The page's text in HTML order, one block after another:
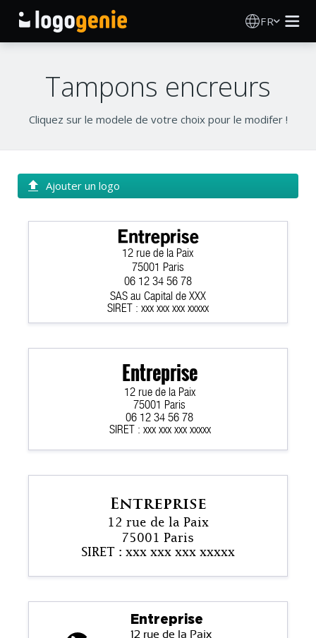
FR
Générateur de logo IA
Produits imprimés
À propos
SE CONNECTER
Tampons encreurs
Cliquez sur le modele de votre choix pour le modifer !
Ajouter un logo
06 12 34 56 78
SAS au Capital de XXX
SIRET : xxx xxx xxx xxxxx
12 rue de la Paix
Entreprise
75001 Paris
06 12 34 56 78
SIRET : xxx xxx xxx xxxxx
12 rue de la Paix
75001 Paris
Entreprise
SIRET : xxx xxx xxx xxxxx
12 rue de la Paix
75001 Paris
Entreprise
12 rue de la Paix
Entreprise